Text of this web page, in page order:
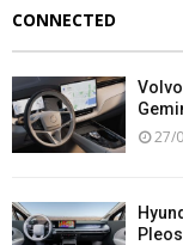
CONNECTED
27/